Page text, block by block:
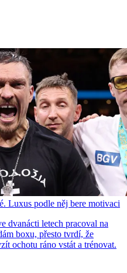
Luxus podle něj bere motivaci
dvanácti letech pracoval na
boxu, přesto tvrdí, že
ochotu ráno vstát a trénovat.